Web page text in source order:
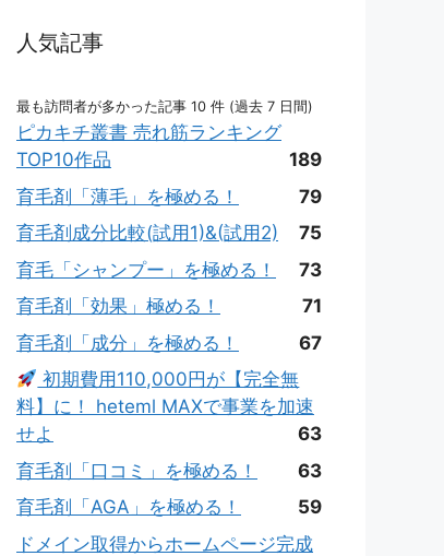
人気記事
最も訪問者が多かった記事 10 件 (過去 7 日間)
ピカキチ叢書 売れ筋ランキング
TOP10作品
189
育毛剤「薄毛」を極める！
79
育毛剤成分比較(試用1)&(試用2)
75
育毛「シャンプー」を極める！
73
育毛剤「効果」極める！
71
育毛剤「成分」を極める！
67
初期費用110,000円が【完全無
料】に！ heteml MAXで事業を加速
せよ
63
育毛剤「口コミ」を極める！
63
育毛剤「AGA」を極める！
59
ドメイン取得からホームページ完成